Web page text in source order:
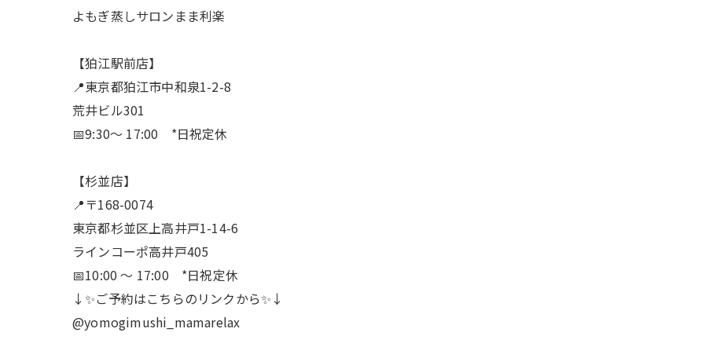
よもぎ蒸しサロンまま利楽
【狛江駅前店】
📍東京都狛江市中和泉1-2-8
荒井ビル301
📅9:30〜 17:00 *日祝定休
【杉並店】
📍〒168-0074
東京都杉並区上高井戸1-14-6
ラインコーポ高井戸405
📅10:00 〜 17:00 *日祝定休
↓✨ご予約はこちらのリンクから✨↓
@yomogimushi_mamarelax